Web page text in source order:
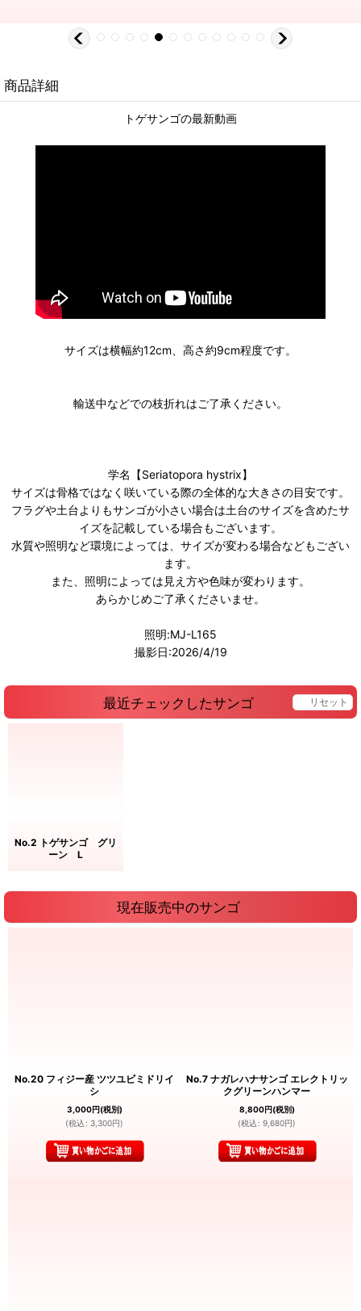
商品詳細
トゲサンゴの最新動画
サイズは横幅約12cm、高さ約9cm程度です。
輸送中などでの枝折れはご了承ください。
学名【Seriatopora hystrix】
サイズは骨格ではなく咲いている際の全体的な大きさの目安です。
フラグや土台よりもサンゴが小さい場合は土台のサイズを含めたサ
イズを記載している場合もございます。
水質や照明など環境によっては、サイズが変わる場合などもござい
ます。
また、照明によっては見え方や色味が変わります。
あらかじめご了承くださいませ。
照明:MJ-L165
撮影日:2026/4/19
最近チェックしたサンゴ リセット
No.2 トゲサンゴ グリ
ーン L
現在販売中のサンゴ
No.20 フィジー産 ツツユビミドリイ
シ
3,000円(税別)
(税込 : 3,300円)
No.7 ナガレハナサンゴ エレクトリッ
クグリーンハンマー
8,800円(税別)
(税込 : 9,680円)